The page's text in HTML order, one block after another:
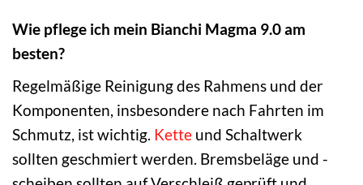
Wie pflege ich mein Bianchi Magma 9.0 am
besten?
Regelmäßige Reinigung des Rahmens und der
Komponenten, insbesondere nach Fahrten im
Schmutz, ist wichtig. Kette und Schaltwerk
sollten geschmiert werden. Bremsbeläge und -